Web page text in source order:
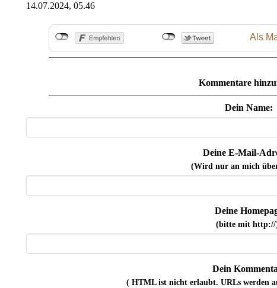
14.07.2024, 05.46
Als
Kommentare
Dein Name:
Deine E-Mail-
(Wird nur an mich
Deine
(bitte mit http://
Dein
( HTML ist nichterlaubt. URLs werden